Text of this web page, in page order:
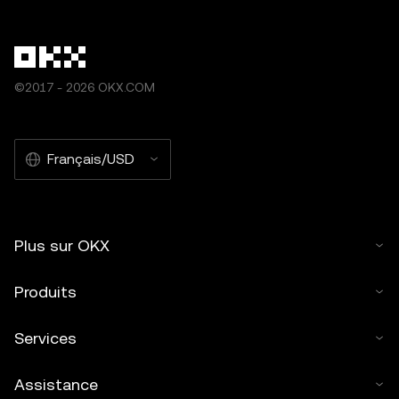
©2017 - 2026 OKX.COM
Français/USD
Plus sur OKX
Produits
Services
Assistance